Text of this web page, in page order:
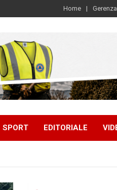
Home Gerenza
SPORT EDITORIALE